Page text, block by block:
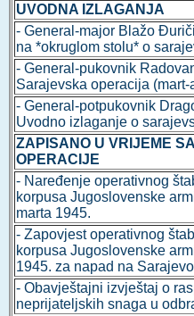
UVODNA IZLAGANJA
- General-major Blažo
na *okruglom stolu* o
- General-pukovnik
Sarajevska operacija (mart-
- General-potpukovnik
Uvodno izlaganje o
ZAPISANO U VRIJEME
OPERACIJE
- Naređenje operativnog
korpusa Jugoslovenske
marta 1945.
- Zapovjest operativnog
korpusa Jugoslovenske
1945. za napad na Sarajevo
- Obavještajni izvještaj o
neprijateljskih snaga u